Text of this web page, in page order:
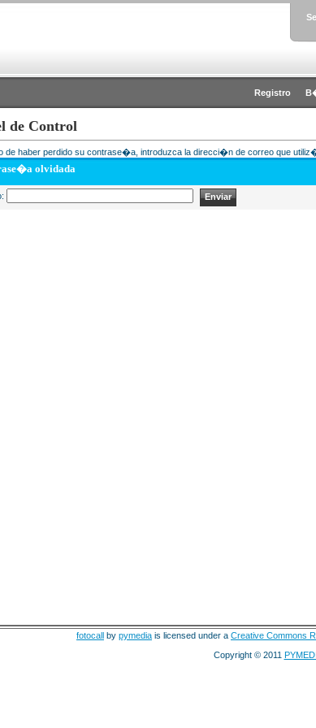
Registro
de Control
de haber perdido su contrase�a, introduzca la direcci�n de correo que
olvidada
fotocall by pymedia is licensed under a Creative Commons
Copyright © 2011